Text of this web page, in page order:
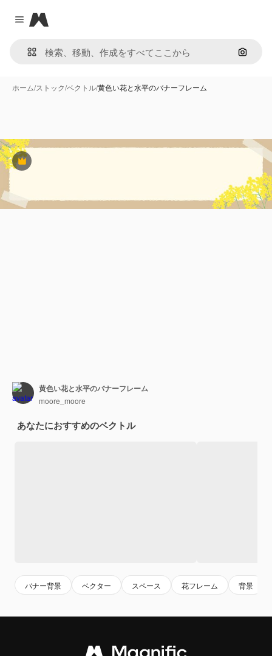
Close menu
Magnific
画像で
ホーム/ストック/ベクトル/黄色い花と水平のバナーフレーム
Premium
黄色い花と水平のバナーフレーム
moore_moore
あなたにおすすめのベクトル
バナー背景 ベクター スペース 花フレーム 背景